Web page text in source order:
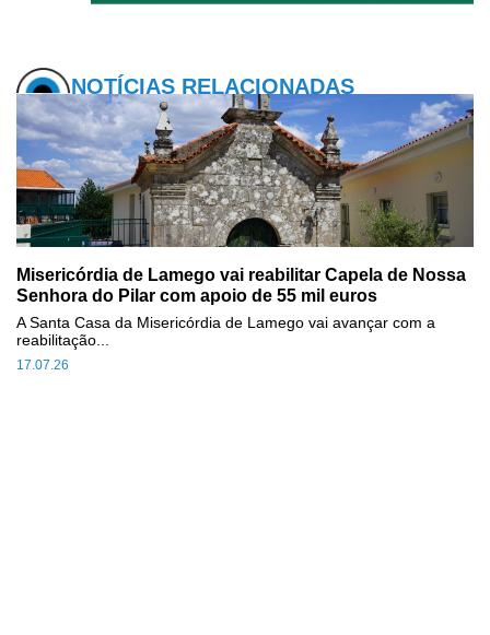
NOTÍCIAS RELACIONADAS
Misericórdia de Lamego vai reabilitar Capela de Nossa
Senhora do Pilar com apoio de 55 mil euros
17.07.26
A Santa Casa da Misericórdia de Lamego vai avançar com a
reabilitação...